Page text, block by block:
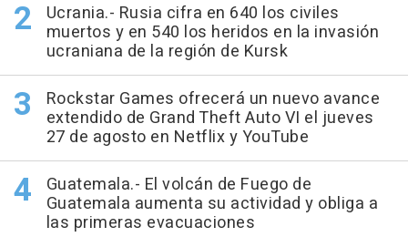
Ucrania.- Rusia cifra en 640 los civiles
muertos y en 540 los heridos en la invasión
ucraniana de la región de Kursk
Rockstar Games ofrecerá un nuevo avance
extendido de Grand Theft Auto VI el jueves
27 de agosto en Netflix y YouTube
Guatemala.- El volcán de Fuego de
Guatemala aumenta su actividad y obliga a
las primeras evacuaciones